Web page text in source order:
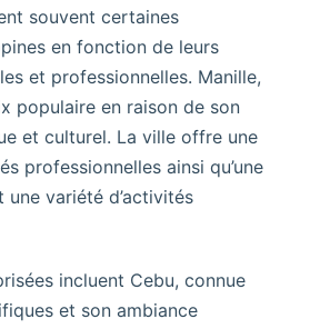
souvent certaines
en fonction de leurs
et professionnelles. Manille,
populaire en raison de son
et culturel. La ville offre une
professionnelles ainsi qu’une
variété d’activités
incluent Cebu, connue
et son ambiance